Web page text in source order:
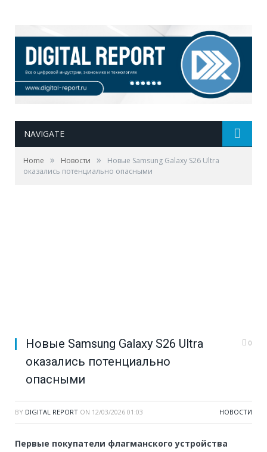
NAVIGATE
Home » Новости »
Новые Samsung Galaxy S26 Ultra
оказались потенциально опасными
Новые Samsung Galaxy S26 Ultra
оказались потенциально
опасными
0
BY DIGITAL REPORT ON 12/03/2026 01:03 НОВОСТИ
Первые покупатели флагманского устройства